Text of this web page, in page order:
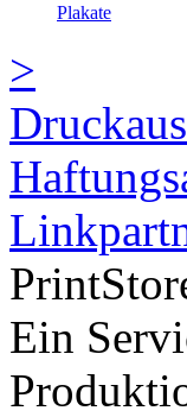
Plakate
>
Ein